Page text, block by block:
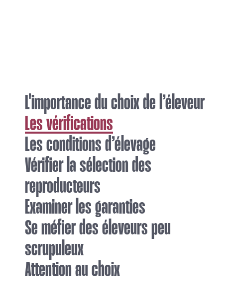
L'importance du choix de l’éleveur
Les vérifications
Les conditions d’élevage
Vérifier la sélection des
reproducteurs
Examiner les garanties
Se méfier des éleveurs peu
scrupuleux
Attention au choix